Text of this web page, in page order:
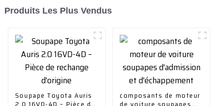
Produits Les Plus Vendus
Soupape Toyota Auris
composants de moteur